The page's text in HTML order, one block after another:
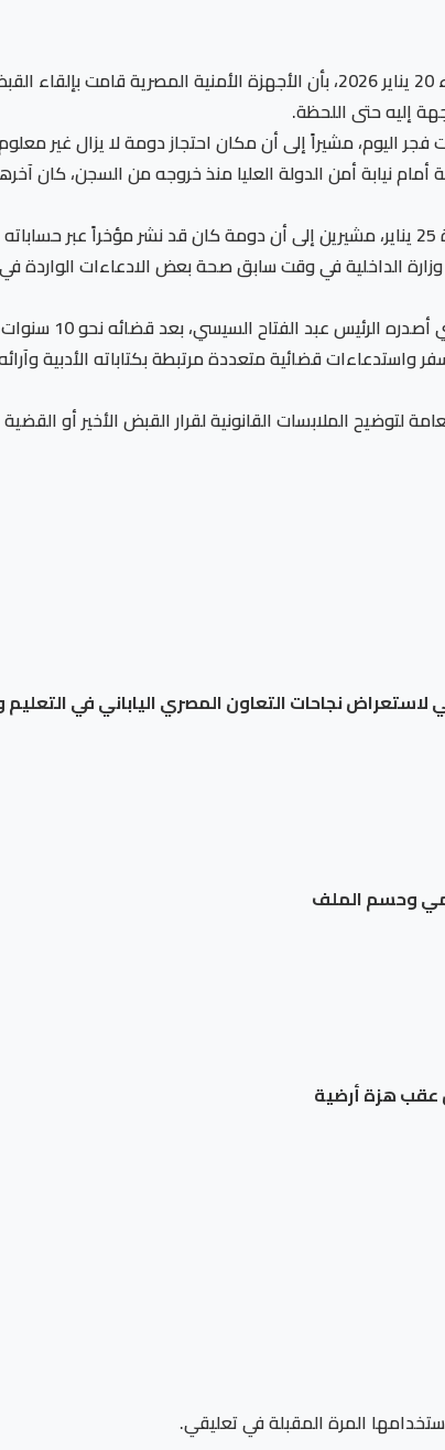
أفاد المحامي الحقوقي خالد علي، في الساعات الأولى من صباح اليوم الثلاثاء 20 يناير 2026، بأن
إليه حتى اللحظة.
مشيراً إلى أن مكان احتجاز دومة لا يزال غير معلوم
نيابة أمن الدولة العليا منذ خروجه من السجن، كان
ويربط مراقبون بين توقيت هذا الإجراء واقتراب الذكرى الخامسة عشرة لثورة 25 يناير، مشيرين إلى أن دومة
وزارة الداخلية في وقت سابق صحة بعض الادعاءات الواردة
يُذكر أن أحمد دومة كان قد
قضائية متعددة مرتبطة بكتاباته الأدبية
لتوضيح الملابسات القانونية لقرار القبض الأخير أو
لاستعراض نجاحات التعاون المصري الياباني في
وحسم الملف
عقب هزة أرضية
المرة المقبلة في تعليقي.